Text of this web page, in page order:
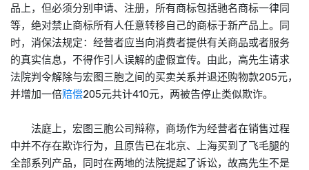
品上，但必须分别申请、注册，所有商标包括驰名商标一律同
等，绝对禁止商标所有人任意转移自己的商标于新产品上。同
时，消保法规定：经营者应当向消费者提供有关商品或者服务
的真实信息，不得作引人误解的虚假宣传。由此，高先生请求
法院判令解除与宏图三胞之间的买卖关系并退还购物款205元，
并增加一倍赔偿205元共计410元，两被告停止类似欺诈。
法庭上，宏图三胞公司辩称，商场作为经营者在销售过程
中并不存在欺诈行为，且原告已在北京、上海买到了飞毛腿的
全部系列产品，同时在两地的法院提起了诉讼，故高先生不是